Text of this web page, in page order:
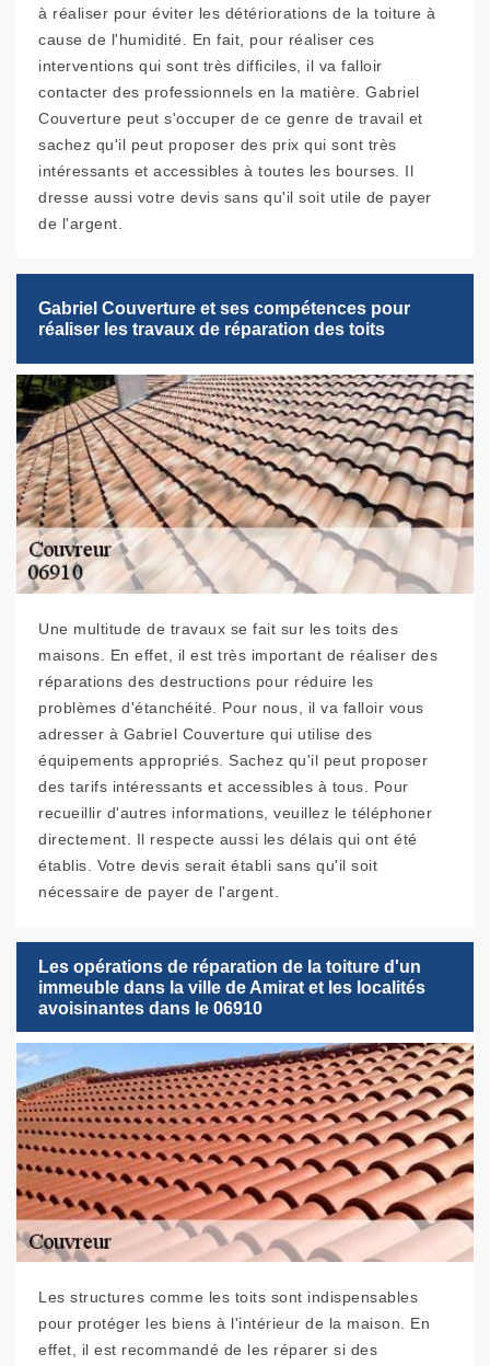
à réaliser pour éviter les détériorations de la toiture à
cause de l'humidité. En fait, pour réaliser ces
interventions qui sont très difficiles, il va falloir
contacter des professionnels en la matière. Gabriel
Couverture peut s'occuper de ce genre de travail et
sachez qu'il peut proposer des prix qui sont très
intéressants et accessibles à toutes les bourses. Il
dresse aussi votre devis sans qu'il soit utile de payer
de l'argent.
Gabriel Couverture et ses compétences pour
réaliser les travaux de réparation des toits
Une multitude de travaux se fait sur les toits des
maisons. En effet, il est très important de réaliser des
réparations des destructions pour réduire les
problèmes d'étanchéité. Pour nous, il va falloir vous
adresser à Gabriel Couverture qui utilise des
équipements appropriés. Sachez qu'il peut proposer
des tarifs intéressants et accessibles à tous. Pour
recueillir d'autres informations, veuillez le téléphoner
directement. Il respecte aussi les délais qui ont été
établis. Votre devis serait établi sans qu'il soit
nécessaire de payer de l'argent.
Les opérations de réparation de la toiture d'un
immeuble dans la ville de Amirat et les localités
avoisinantes dans le 06910
Les structures comme les toits sont indispensables
pour protéger les biens à l'intérieur de la maison. En
effet, il est recommandé de les réparer si des